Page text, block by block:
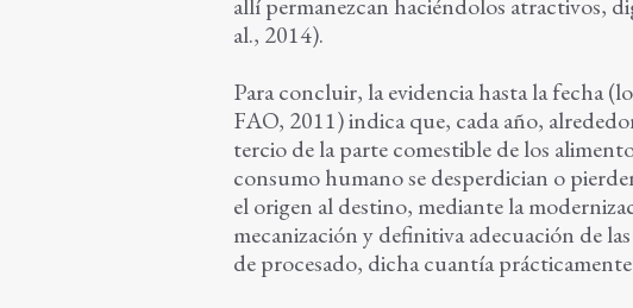
allí permanezcan haciéndolos atractivos,
al., 2014).
Para concluir, la evidencia hasta la fecha
FAO, 2011) indica que, cada año,
tercio de la parte comestible de los
consumo humano se desperdician o
el origen al destino, mediante la
mecanización y definitiva adecuación de
de procesado, dicha cuantía